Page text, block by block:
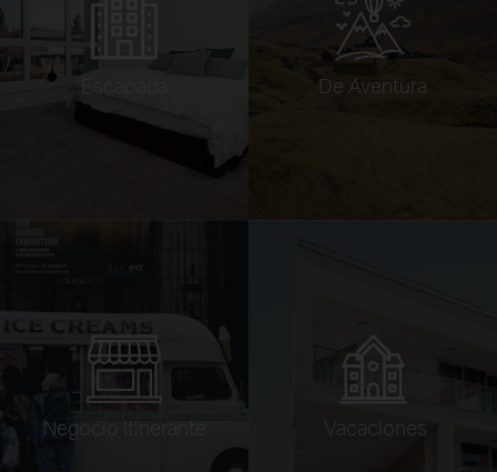
Escapada De Aventura
Negocio Itinerante Vacaciones